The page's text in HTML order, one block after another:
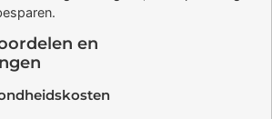
en